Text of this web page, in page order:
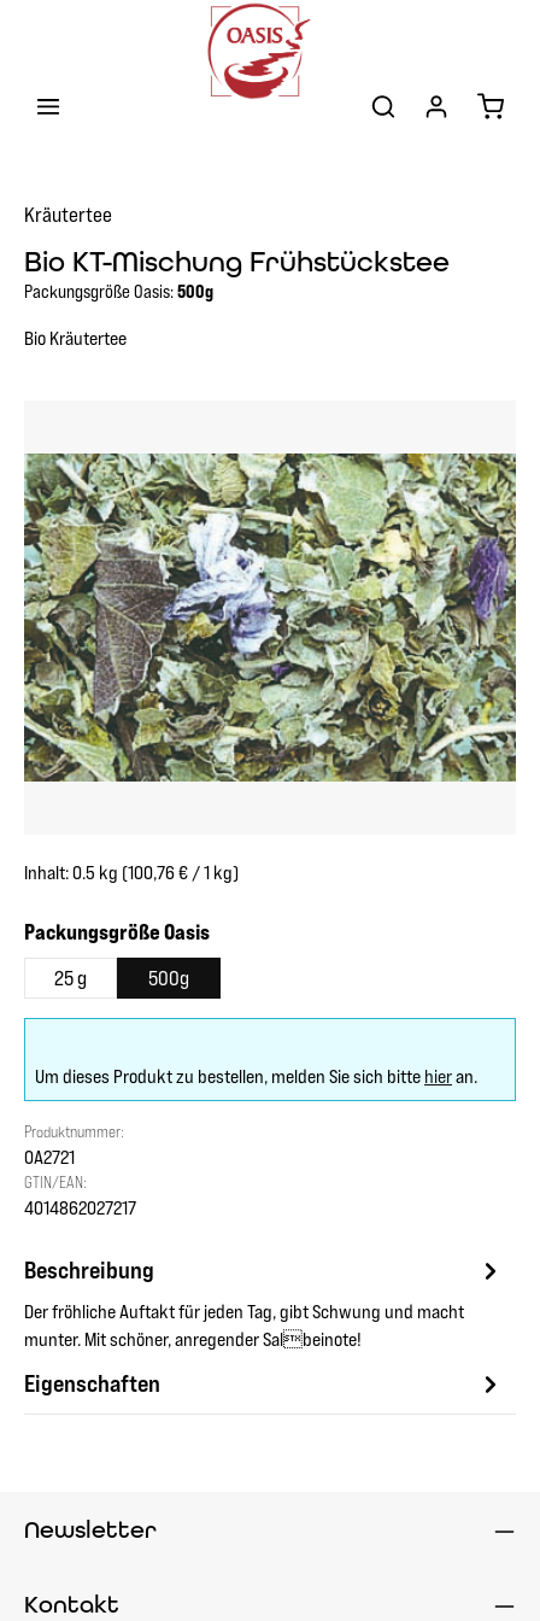
Kräutertee
Bio KT-Mischung Frühstückstee
Packungsgröße Oasis:500g
Bio Kräutertee
Inhalt:0.5 kg (100,76 € / 1 kg)
Packungsgröße Oasisauswählen
25 g 500g
Um dieses Produkt zu bestellen, melden Sie sich bitte hieran.
Produktnummer:
OA2721
GTIN/EAN:
4014862027217
Beschreibung
Der fröhliche Auftakt für jeden Tag, gibt Schwung und macht
munter. Mit schöner, anregender Salbeinote!
Eigenschaften
Newsletter
Kontakt